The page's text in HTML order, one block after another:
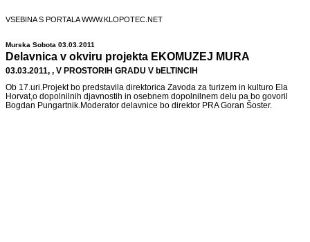
VSEBINA S PORTALA WWW.KLOPOTEC.NET
Murska Sobota 03.03.2011
Delavnica v okviru projekta EKOMUZEJ MURA
03.03.2011, , V PROSTORIH GRADU V bELTINCIH
Ob 17.uri.Projekt bo predstavila direktorica Zavoda za turizem in kulturo Ela
Horvat,o dopolnilnih djavnostih in osebnem dopolnilnem delu pa bo govoril
Bogdan Pungartnik.Moderator delavnice bo direktor PRA Goran Šoster.